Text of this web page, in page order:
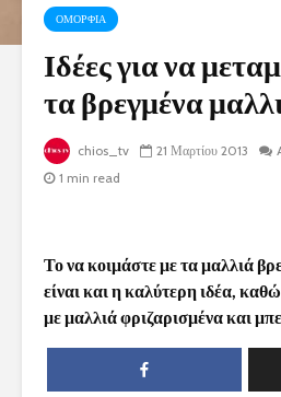
ΟΜΟΡΦΙΑ
Ιδέες για να
τα βρεγμένα
chios_tv 21 Μαρτίου 2013
1 min read
Το να κοιμάστε με τα μαλλιά
είναι και η καλύτερη ιδέα,
με μαλλιά φριζαρισμένα και